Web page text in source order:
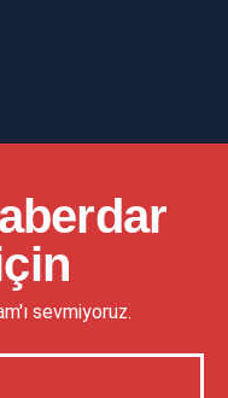
sevmiyoruz.